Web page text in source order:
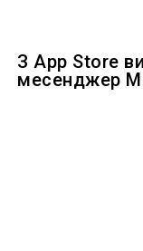
З App Store
месенджер